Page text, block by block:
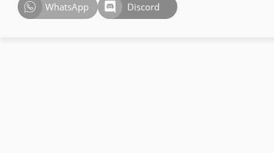
WhatsApp
Discord